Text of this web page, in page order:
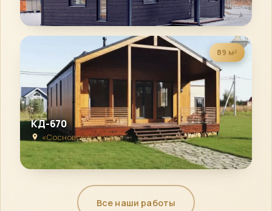
89 м²
КД-670
«Сосновские озера»
Все наши работы